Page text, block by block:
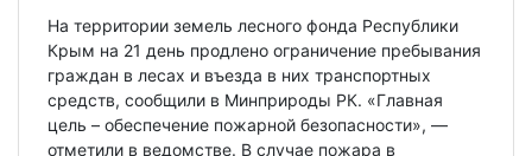
На территории земель лесного фонда Республики
Крым на 21 день продлено ограничение пребывания
граждан в лесах и въезда в них транспортных
средств, сообщили в Минприроды РК. «Главная
цель – обеспечение пожарной безопасности», —
отметили в ведомстве. В случае пожара в